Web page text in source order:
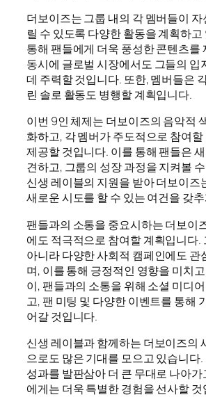
더보이즈는 그룹 내의 각 멤버들이
릴 수 있도록 다양한 활동을 계획하
통해 팬들에게 더욱 풍성한 콘텐츠를
동시에 글로벌 시장에서도 그들의 입
데 주력할 것입니다. 또한, 멤버들은
린 솔로 활동도 병행할 계획입니다.
이번 9인 체제는 더보이즈의 음악적
화하고, 각 멤버가 주도적으로 참여
제공할 것입니다. 이를 통해 팬들은
견하고, 그룹의 성장 과정을 지켜볼
신생 레이블의 지원을 받아 더보이즈
새로운 시도를 할 수 있는 여건을 갖
팬들과의 소통을 중요시하는 더보이
에도 적극적으로 참여할 계획입니다.
아니라 다양한 사회적 캠페인에도 관
며, 이를 통해 긍정적인 영향을 미치
이, 팬들과의 소통을 위해 소셜 미디
고, 팬 미팅 및 다양한 이벤트를 통해
어갈 것입니다.
신생 레이블과 함께하는 더보이즈의
으로도 많은 기대를 모으고 있습니다
성과를 발판삼아 더 큰 무대로 나아
에게는 더욱 특별한 경험을 선사할